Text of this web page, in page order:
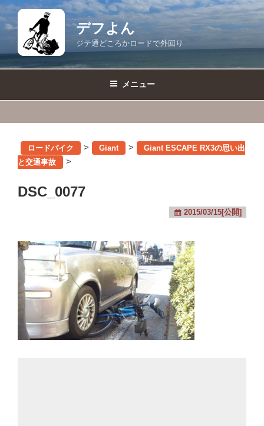
コ
ン
デフよん
ジテ通どころかロードで外回り
メニュー
ロードバイク > Giant >
Giant ESCAPE RX3の思い出
と交通事故
>
DSC_0077
2015/03/15[公開]